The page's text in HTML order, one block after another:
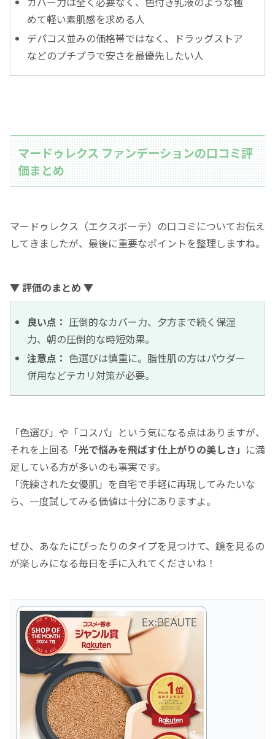
めて軽い素肌感を求める人
デパコス並みの価格帯ではなく、ドラッグストア
などのプチプラで安さを最優先したい人
マードゥレクス ファンデーションの口コミ評
価まとめ
マードゥレクス（エクスボーテ）の口コミについてお伝え
してきましたが、最後に重要なポイントを整理しますね。
▼ 評価のまとめ ▼
良い点： 圧倒的なカバー力、夕方まで続く保湿
力、朝の圧倒的な時短効果。
注意点： 色選びは慎重に。脂性肌の方はパウダー
併用などテカリ対策が必要。
「色選び」や「コスパ」という気になる点はありますが、
それを上回る 「光で悩みを飛ばす仕上がりの美しさ」 に満
足している方が多いのも事実です。
「洗練された女優肌」を自宅で手軽に再現してみたいな
ら、一度試してみる価値は十分にありますよ。
ぜひ、あなたにぴったりのタイプを見つけて、鏡を見るの
が楽しみになる毎日を手に入れてくださいね！